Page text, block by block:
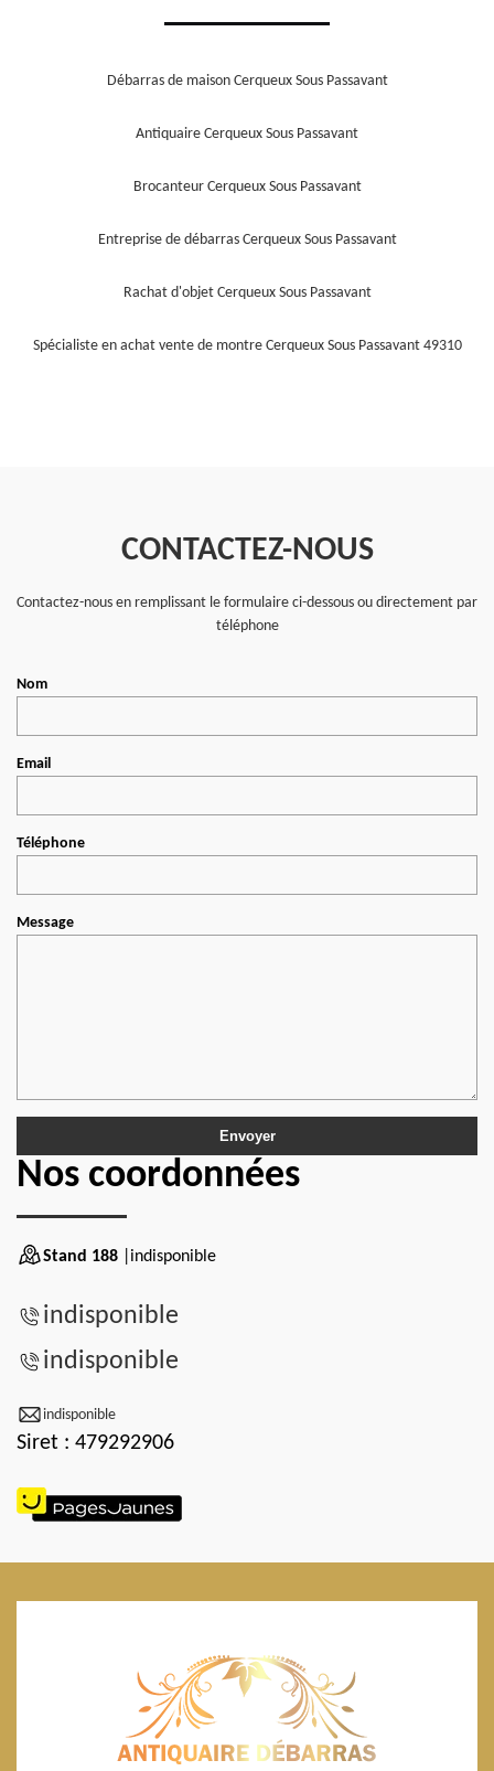
Débarras de maison Cerqueux Sous Passavant
Antiquaire Cerqueux Sous Passavant
Brocanteur Cerqueux Sous Passavant
Entreprise de débarras Cerqueux Sous Passavant
Rachat d'objet Cerqueux Sous Passavant
Spécialiste en achat vente de montre Cerqueux Sous Passavant 49310
CONTACTEZ-NOUS
Contactez-nous en remplissant le formulaire ci-dessous ou directement par
téléphone
Nom
Email
Téléphone
Message
Nos coordonnées
Stand 188 |indisponible
indisponible
indisponible
indisponible
Siret : 479292906